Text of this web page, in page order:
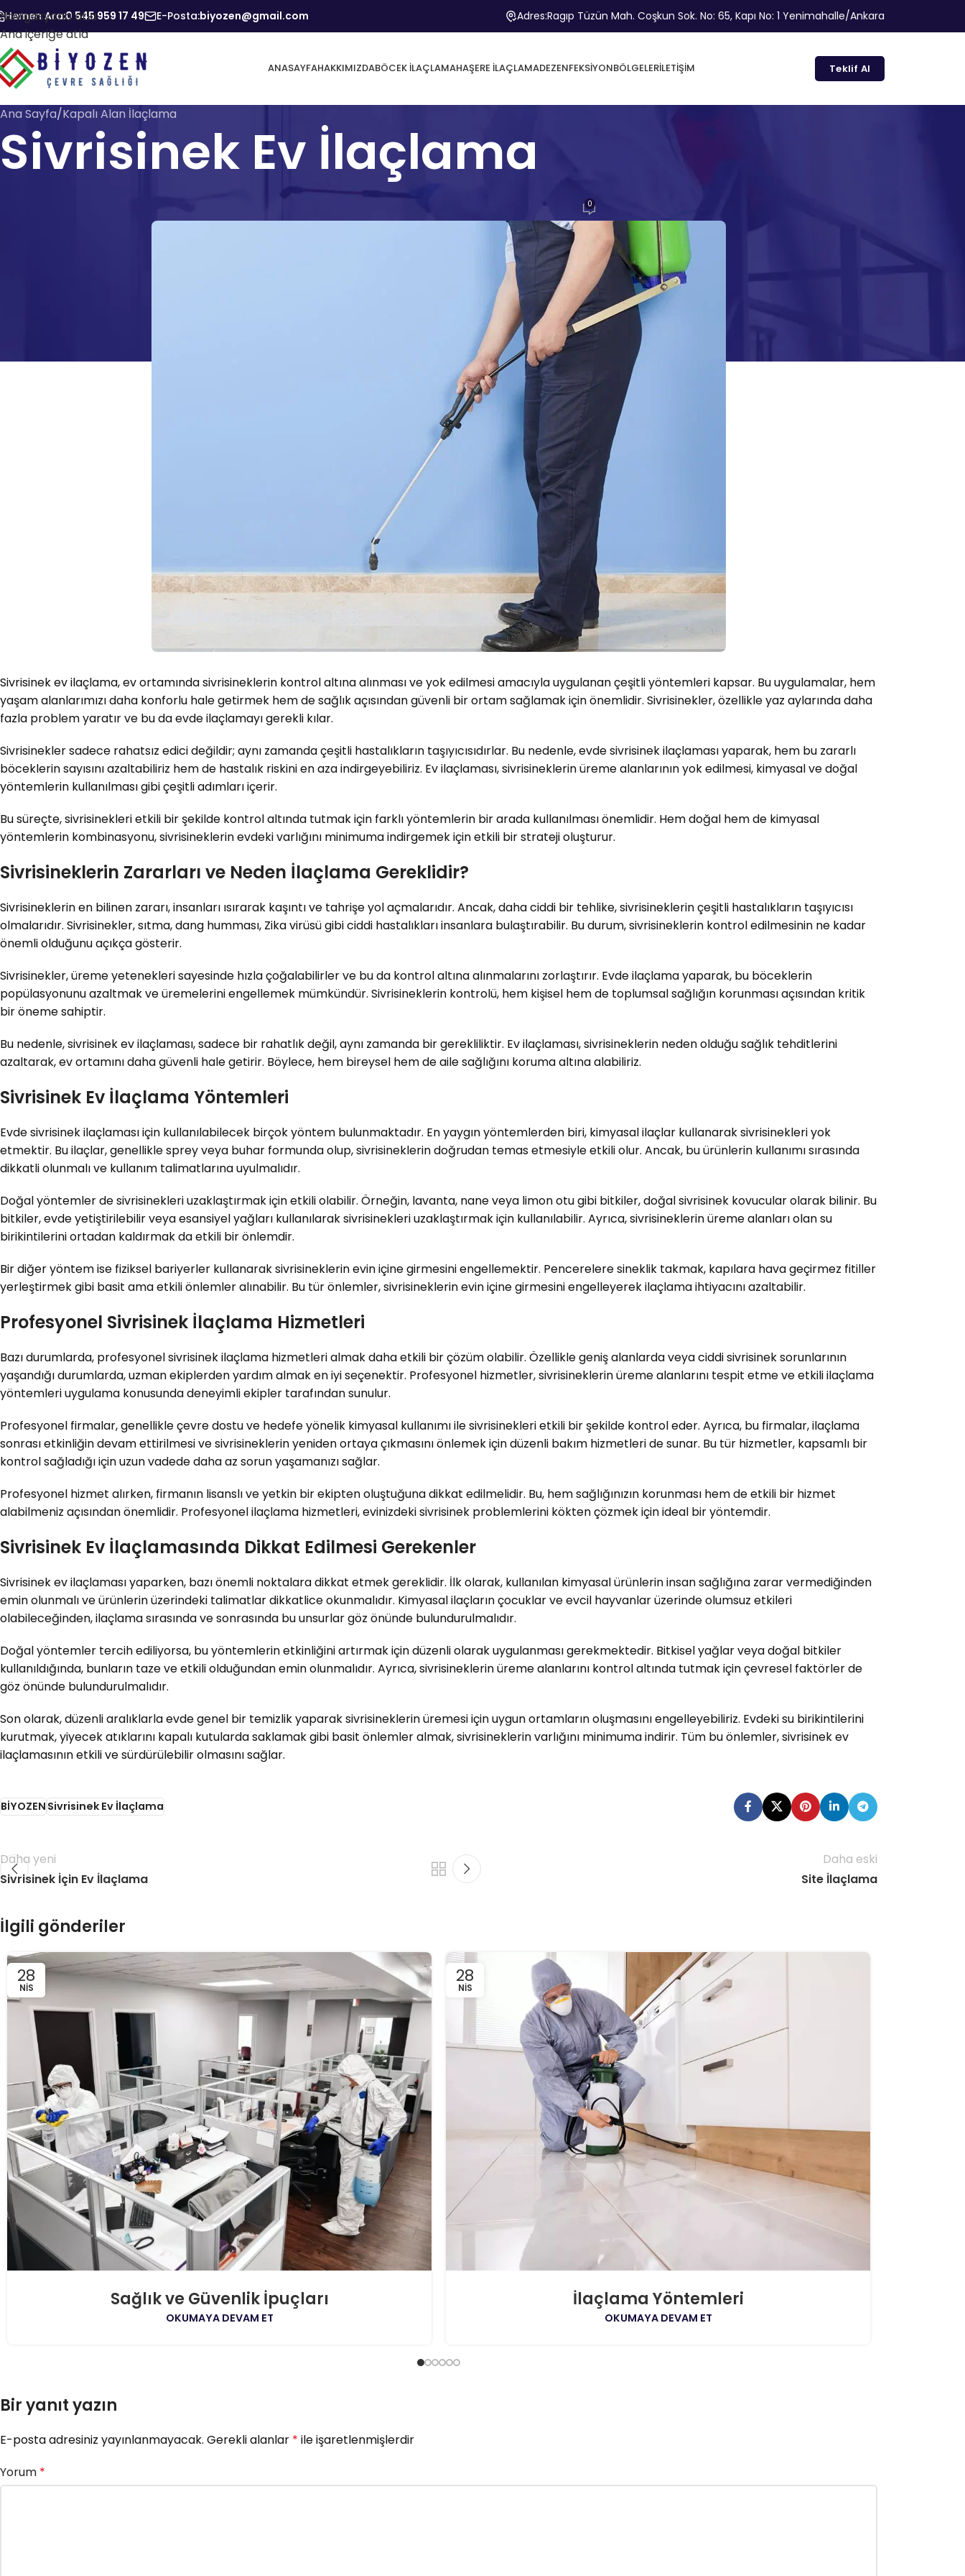
Navigasyona atla
Ana içeriğe atla
Hemen Ara:0 545 959 17 49 E-Posta:biyozen@gmail.com Adres:Ragıp Tüzün Mah. Coşkun Sok. No: 65, Kapı No: 1 Yenimahalle/Ankara
ANASAYFAHAKKIMIZDABÖCEK İLAÇLAMAHAŞERE İLAÇLAMADEZENFEKSIYONBÖLGELERİLETIŞIM Teklif Al
Ana Sayfa Kapalı Alan İlaçlama
Sivrisinek Ev İlaçlama
Açık 28 Nisan 2026 0
Sivrisinek ev ilaçlama, ev ortamında sivrisineklerin kontrol altına alınması ve yok edilmesi amacıyla uygulanan çeşitli yöntemleri kapsar. Bu uygulamalar, hem
yaşam alanlarımızı daha konforlu hale getirmek hem de sağlık açısından güvenli bir ortam sağlamak için önemlidir. Sivrisinekler, özellikle yaz aylarında daha
fazla problem yaratır ve bu da evde ilaçlamayı gerekli kılar.
Sivrisinekler sadece rahatsız edici değildir; aynı zamanda çeşitli hastalıkların taşıyıcısıdırlar. Bu nedenle, evde sivrisinek ilaçlaması yaparak, hem bu zararlı
böceklerin sayısını azaltabiliriz hem de hastalık riskini en aza indirgeyebiliriz. Ev ilaçlaması, sivrisineklerin üreme alanlarının yok edilmesi, kimyasal ve doğal
yöntemlerin kullanılması gibi çeşitli adımları içerir.
Bu süreçte, sivrisinekleri etkili bir şekilde kontrol altında tutmak için farklı yöntemlerin bir arada kullanılması önemlidir. Hem doğal hem de kimyasal
yöntemlerin kombinasyonu, sivrisineklerin evdeki varlığını minimuma indirgemek için etkili bir strateji oluşturur.
Sivrisineklerin Zararları ve Neden İlaçlama Gereklidir?
Sivrisineklerin en bilinen zararı, insanları ısırarak kaşıntı ve tahrişe yol açmalarıdır. Ancak, daha ciddi bir tehlike, sivrisineklerin çeşitli hastalıkların taşıyıcısı
olmalarıdır. Sivrisinekler, sıtma, dang humması, Zika virüsü gibi ciddi hastalıkları insanlara bulaştırabilir. Bu durum, sivrisineklerin kontrol edilmesinin ne kadar
önemli olduğunu açıkça gösterir.
Sivrisinekler, üreme yetenekleri sayesinde hızla çoğalabilirler ve bu da kontrol altına alınmalarını zorlaştırır. Evde ilaçlama yaparak, bu böceklerin
popülasyonunu azaltmak ve üremelerini engellemek mümkündür. Sivrisineklerin kontrolü, hem kişisel hem de toplumsal sağlığın korunması açısından kritik
bir öneme sahiptir.
Bu nedenle, sivrisinek ev ilaçlaması, sadece bir rahatlık değil, aynı zamanda bir gerekliliktir. Ev ilaçlaması, sivrisineklerin neden olduğu sağlık tehditlerini
azaltarak, ev ortamını daha güvenli hale getirir. Böylece, hem bireysel hem de aile sağlığını koruma altına alabiliriz.
Sivrisinek Ev İlaçlama Yöntemleri
Evde sivrisinek ilaçlaması için kullanılabilecek birçok yöntem bulunmaktadır. En yaygın yöntemlerden biri, kimyasal ilaçlar kullanarak sivrisinekleri yok
etmektir. Bu ilaçlar, genellikle sprey veya buhar formunda olup, sivrisineklerin doğrudan temas etmesiyle etkili olur. Ancak, bu ürünlerin kullanımı sırasında
dikkatli olunmalı ve kullanım talimatlarına uyulmalıdır.
Doğal yöntemler de sivrisinekleri uzaklaştırmak için etkili olabilir. Örneğin, lavanta, nane veya limon otu gibi bitkiler, doğal sivrisinek kovucular olarak bilinir. Bu
bitkiler, evde yetiştirilebilir veya esansiyel yağları kullanılarak sivrisinekleri uzaklaştırmak için kullanılabilir. Ayrıca, sivrisineklerin üreme alanları olan su
birikintilerini ortadan kaldırmak da etkili bir önlemdir.
Bir diğer yöntem ise fiziksel bariyerler kullanarak sivrisineklerin evin içine girmesini engellemektir. Pencerelere sineklik takmak, kapılara hava geçirmez fitiller
yerleştirmek gibi basit ama etkili önlemler alınabilir. Bu tür önlemler, sivrisineklerin evin içine girmesini engelleyerek ilaçlama ihtiyacını azaltabilir.
Profesyonel Sivrisinek İlaçlama Hizmetleri
Bazı durumlarda, profesyonel sivrisinek ilaçlama hizmetleri almak daha etkili bir çözüm olabilir. Özellikle geniş alanlarda veya ciddi sivrisinek sorunlarının
yaşandığı durumlarda, uzman ekiplerden yardım almak en iyi seçenektir. Profesyonel hizmetler, sivrisineklerin üreme alanlarını tespit etme ve etkili ilaçlama
yöntemleri uygulama konusunda deneyimli ekipler tarafından sunulur.
Profesyonel firmalar, genellikle çevre dostu ve hedefe yönelik kimyasal kullanımı ile sivrisinekleri etkili bir şekilde kontrol eder. Ayrıca, bu firmalar, ilaçlama
sonrası etkinliğin devam ettirilmesi ve sivrisineklerin yeniden ortaya çıkmasını önlemek için düzenli bakım hizmetleri de sunar. Bu tür hizmetler, kapsamlı bir
kontrol sağladığı için uzun vadede daha az sorun yaşamanızı sağlar.
Profesyonel hizmet alırken, firmanın lisanslı ve yetkin bir ekipten oluştuğuna dikkat edilmelidir. Bu, hem sağlığınızın korunması hem de etkili bir hizmet
alabilmeniz açısından önemlidir. Profesyonel ilaçlama hizmetleri, evinizdeki sivrisinek problemlerini kökten çözmek için ideal bir yöntemdir.
Sivrisinek Ev İlaçlamasında Dikkat Edilmesi Gerekenler
Sivrisinek ev ilaçlaması yaparken, bazı önemli noktalara dikkat etmek gereklidir. İlk olarak, kullanılan kimyasal ürünlerin insan sağlığına zarar vermediğinden
emin olunmalı ve ürünlerin üzerindeki talimatlar dikkatlice okunmalıdır. Kimyasal ilaçların çocuklar ve evcil hayvanlar üzerinde olumsuz etkileri
olabileceğinden, ilaçlama sırasında ve sonrasında bu unsurlar göz önünde bulundurulmalıdır.
Doğal yöntemler tercih ediliyorsa, bu yöntemlerin etkinliğini artırmak için düzenli olarak uygulanması gerekmektedir. Bitkisel yağlar veya doğal bitkiler
kullanıldığında, bunların taze ve etkili olduğundan emin olunmalıdır. Ayrıca, sivrisineklerin üreme alanlarını kontrol altında tutmak için çevresel faktörler de
göz önünde bulundurulmalıdır.
Son olarak, düzenli aralıklarla evde genel bir temizlik yaparak sivrisineklerin üremesi için uygun ortamların oluşmasını engelleyebiliriz. Evdeki su birikintilerini
kurutmak, yiyecek atıklarını kapalı kutularda saklamak gibi basit önlemler almak, sivrisineklerin varlığını minimuma indirir. Tüm bu önlemler, sivrisinek ev
ilaçlamasının etkili ve sürdürülebilir olmasını sağlar.
BİYOZENSivrisinek Ev İlaçlama
Daha yeni
Sivrisinek İçin Ev İlaçlama
Daha eski
Site İlaçlama
İlgili gönderiler
28
NIS
Sağlık ve Güvenlik İpuçları
OKUMAYA DEVAM ET
28
NIS
İlaçlama Yöntemleri
OKUMAYA DEVAM ET
Bir yanıt yazın
E-posta adresiniz yayınlanmayacak. Gerekli alanlar * ile işaretlenmişlerdir
Yorum *